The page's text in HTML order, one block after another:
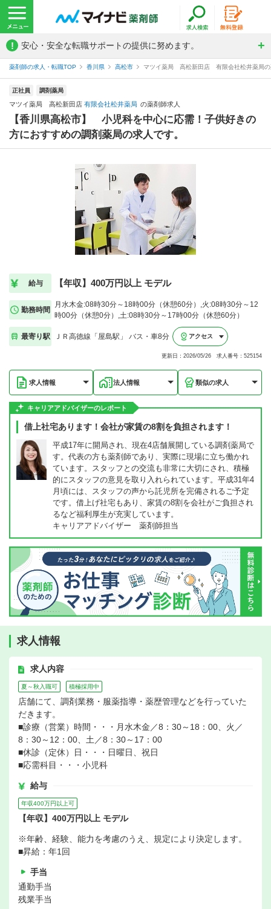
! 安心・安全な転職サポートの提供に努めます。
薬剤師の求人・転職TOP 香川県 高松市 マツイ薬局 高松新田店 有限会社松井薬局の
正社員 調剤薬局
マツイ薬局 高松新田店 有限会社松井薬局 の薬剤師求人
【香川県高松市】 小児科を中心に応需！子供好きの
方におすすめの調剤薬局の求人です。
給与 【年収】400万円以上 モデル
勤務時間
月水木金:08時30分～18時00分（休憩60分）,火:08時30分～12
時00分（休憩0分）,土:08時30分～17時00分（休憩60分）
最寄り駅 ＪＲ高徳線「屋島駅」 バス・車8分 アクセス
更新日：2026/05/26 求人番号：525154
求人情報 法人情報 類似の求人
キャリアアドバイザーのレポート
借上社宅あります！会社が家賃の8割を負担されます！
平成17年に開局され、現在4店舗展開している調剤薬局で
す。代表の方も薬剤師であり、実際に現場に立ち働かれ
ています。スタッフとの交流も非常に大切にされ、積極
的にスタッフの意見を取り入れられています。平成31年4
月頃には、スタッフの声から託児所を完備されるご予定
です。借上げ社宅もあり、家賃の8割を会社がご負担され
るなど福利厚生が充実しています。
キャリアアドバイザー 薬剤師担当
求人情報
求人内容
夏～秋入職可 積極採用中
店舗にて、調剤業務・服薬指導・薬歴管理などを行っていた
だきます。
■診療（営業）時間・・・月水木金／8：30～18：00、火／
8：30～12：00、土／8：30～17：00
■休診（定休）日・・・日曜日、祝日
■応需科目・・・小児科
給与
年収400万円以上可
【年収】400万円以上 モデル
※年齢、経験、能力を考慮のうえ、規定により決定します。
■昇給：年1回
手当
通勤手当
残業手当